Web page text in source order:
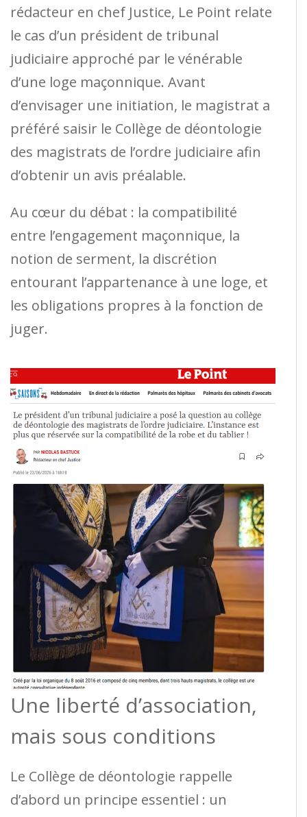
rédacteur en chef Justice, Le Point relate
le cas d’un président de tribunal
judiciaire approché par le vénérable
d’une loge maçonnique. Avant
d’envisager une initiation, le magistrat a
préféré saisir le Collège de déontologie
des magistrats de l’ordre judiciaire afin
d’obtenir un avis préalable.
Au cœur du débat : la compatibilité
entre l’engagement maçonnique, la
notion de serment, la discrétion
entourant l’appartenance à une loge, et
les obligations propres à la fonction de
juger.
Une liberté d’association,
mais sous conditions
Le Collège de déontologie rappelle
d’abord un principe essentiel : un